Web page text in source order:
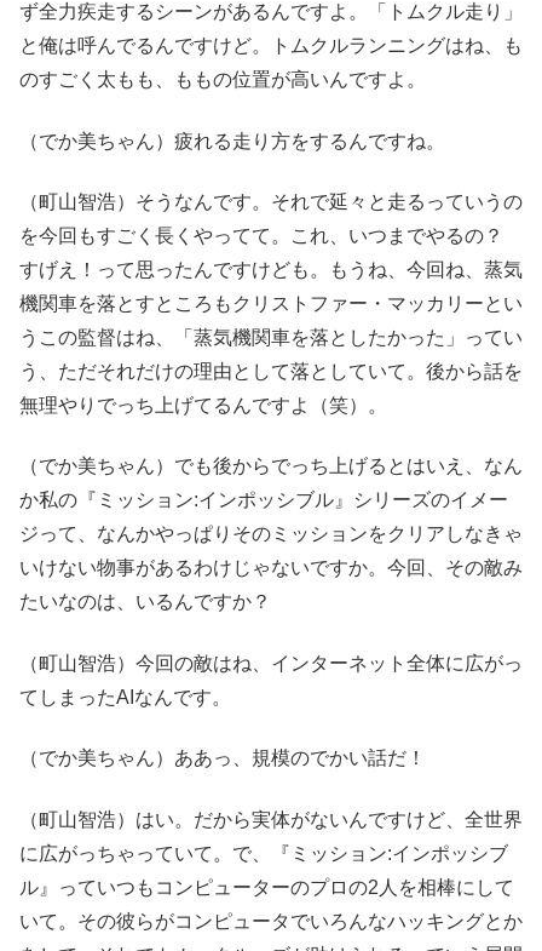
ず全力疾走するシーンがあるんですよ。「トムクル走り」
と俺は呼んでるんですけど。トムクルランニングはね、も
のすごく太もも、ももの位置が高いんですよ。
（でか美ちゃん）疲れる走り方をするんですね。
（町山智浩）そうなんです。それで延々と走るっていうの
を今回もすごく長くやってて。これ、いつまでやるの？
すげえ！って思ったんですけども。もうね、今回ね、蒸気
機関車を落とすところもクリストファー・マッカリーとい
うこの監督はね、「蒸気機関車を落としたかった」ってい
う、ただそれだけの理由として落としていて。後から話を
無理やりでっち上げてるんですよ（笑）。
（でか美ちゃん）でも後からでっち上げるとはいえ、なん
か私の『ミッション:インポッシブル』シリーズのイメー
ジって、なんかやっぱりそのミッションをクリアしなきゃ
いけない物事があるわけじゃないですか。今回、その敵み
たいなのは、いるんですか？
（町山智浩）今回の敵はね、インターネット全体に広がっ
てしまったAIなんです。
（でか美ちゃん）ああっ、規模のでかい話だ！
（町山智浩）はい。だから実体がないんですけど、全世界
に広がっちゃっていて。で、『ミッション:インポッシブ
ル』っていつもコンピューターのプロの2人を相棒にして
いて。その彼らがコンピュータでいろんなハッキングとか